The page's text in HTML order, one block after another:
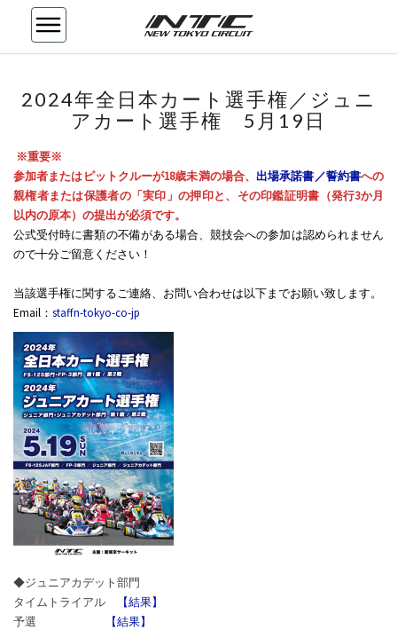
年
全
カ
ー
選
／
2024年全日本カート選手権／ジュニ
アカート選手権 5月19日
※重要※
参加者またはピットクルーが18歳未満の場合、出場承諾書／誓約書への
親権者または保護者の「実印」の押印と、その印鑑証明書（発行3か月
以内の原本）の提出が必須です。
公式受付時に書類の不備がある場合、競技会への参加は認められません
ので十分ご留意ください！
当該選手権に関するご連絡、お問い合わせは以下までお願い致します。
Email： staffn-tokyo-co-jp
◆ジュニアカデット部門
タイムトライアル
【結果】
予選
【結果】